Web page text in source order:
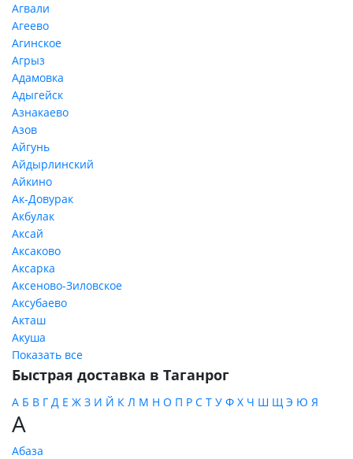
Агвали
Агеево
Агинское
Агрыз
Адамовка
Адыгейск
Азнакаево
Азов
Айгунь
Айдырлинский
Айкино
Ак-Довурак
Акбулак
Аксай
Аксаково
Аксарка
Аксеново-Зиловское
Аксубаево
Акташ
Акуша
Показать все
Быстрая доставка в Таганрог
А Б В Г Д Е Ж З И Й К Л М Н О П Р С Т У Ф Х Ч Ш Щ Э Ю Я
А
Абаза